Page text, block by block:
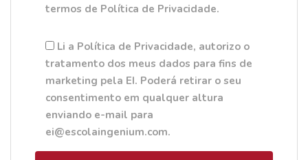
termos de Política de Privacidade.
Li a Política de Privacidade, autorizo o
tratamento dos meus dados para fins de
marketing pela EI. Poderá retirar o seu
consentimento em qualquer altura
enviando e-mail para
ei@escolaingenium.com.